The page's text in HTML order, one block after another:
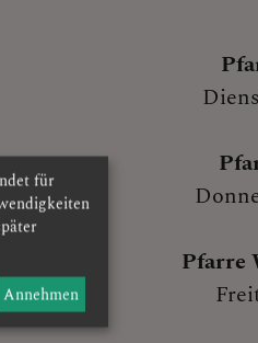
Pfarre
für
Annehmen